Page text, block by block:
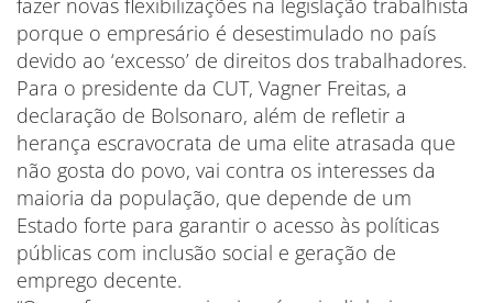
porque o empresário é desestimulado no país
devido ao ‘excesso’ de direitos dos trabalhadores.
Para o presidente da CUT, Vagner Freitas, a
declaração de Bolsonaro, além de refletir a
herança escravocrata de uma elite atrasada que
não gosta do povo, vai contra os interesses da
maioria da população, que depende de um
Estado forte para garantir o acesso às políticas
públicas com inclusão social e geração de
emprego decente.